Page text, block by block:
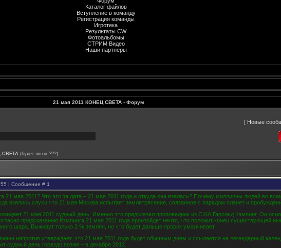
Каталог файлов
Вступление в команду
Регистрация команды
Игротека
Результаты CW
Фотоальбомы
СТРИМ Видео
Наши партнеры
21 мая 2011 КОНЕЦ СВЕТА - Форум
[ Новые
СВЕТА (будет ли он ???)
| Сообщение # 1
21 мая 2011? Что это за дата – 21 мая 2011 года и откуда она взялась? Почему миллионы людей во
взялись слухи что 21 мая Москва испытает землетрясение, связанное с парадом планет и
21 мая 2011 судный день. Именно это предсказал проповедник из США Гарольд Кэмпинг. Он
предсказанию Кэмпинга 21 мая 2011 года произойдет нечто, что положит конец существующей
шара. Выживут только 2 % землян, но что будет дальше пророк умалчивает.
напротив утверждает, что 21 мая 2011 года будет обычным днем и ссылается на легендарный
судный день гораздо позже – в декабре 2012.